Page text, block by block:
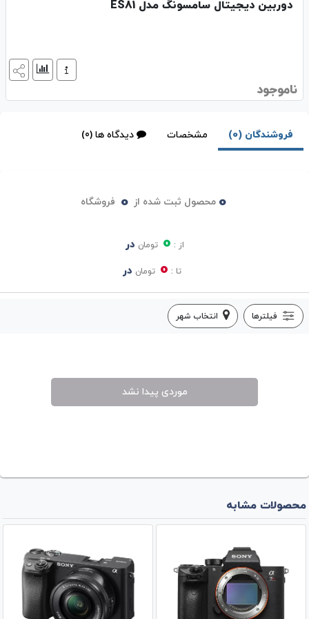
دوربین دیجیتال سامسونگ مدل ES81
ناموجود
فروشندگان (0) مشخصات دیدگاه ها (0)
0 محصول ثبت شده از 0 فروشگاه
از : 0 تومان در
تا : 0 تومان در
فیلترها انتخاب شهر
موردی پیدا نشد
محصولات مشابه